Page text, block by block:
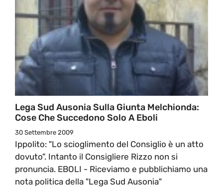
Lega Sud Ausonia Sulla Giunta Melchionda:
Cose Che Succedono Solo A Eboli
30 Settembre 2009
Ippolito: "Lo scioglimento del Consiglio è un atto
dovuto". Intanto il Consigliere Rizzo non si
pronuncia. EBOLI - Riceviamo e pubblichiamo una
nota politica della "Lega Sud Ausonia"